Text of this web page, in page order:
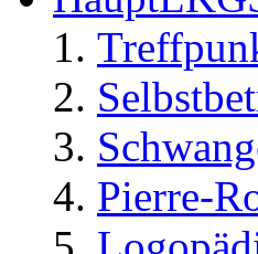
Pierre-